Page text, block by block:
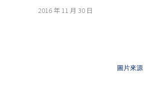
│
智
2016 年 11 月 30 日
圖片來源